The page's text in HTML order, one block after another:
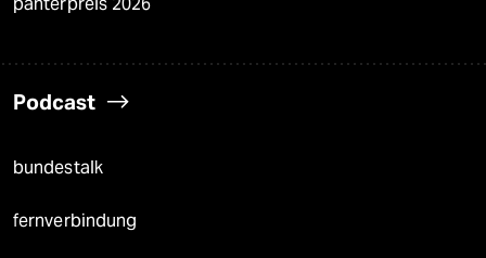
Podcast
bundestalk
fernverbindung